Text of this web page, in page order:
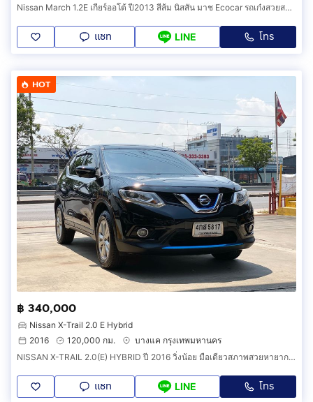
์Nissan March 1.2E เกียร์ออโต้ ปี2013 สีส้ม นิสสัน มาช Ecocar รถเก๋งสวยสภาพนางฟ้า
แชท LINE โทร
HOT
฿ 340,000
Nissan X-Trail 2.0 E Hybrid
2016
120,000 กม.
บางแค กรุงเทพมหานคร
NISSAN X-TRAIL 2.0(E) HYBRID ปี 2016 วิ่งน้อย มือเดียวสภาพสวยหายาก ราคาถูก
แชท LINE โทร